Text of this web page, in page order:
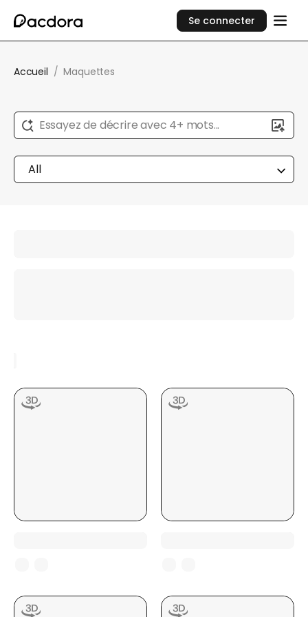
Se connecter
Accueil / Maquettes
Essayez de décrire avec 4+ mots...
All